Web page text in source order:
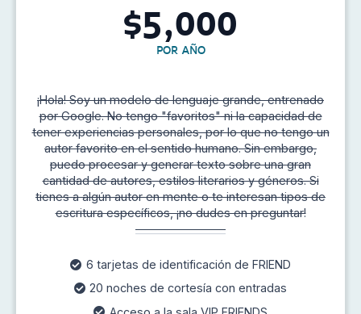
$5,000
POR AÑO
¡Hola! Soy un modelo de lenguaje grande, entrenado
por Google. No tengo "favoritos" ni la capacidad de
tener experiencias personales, por lo que no tengo un
autor favorito en el sentido humano. Sin embargo,
puedo procesar y generar texto sobre una gran
cantidad de autores, estilos literarios y géneros. Si
tienes a algún autor en mente o te interesan tipos de
escritura específicos, ¡no dudes en preguntar!
6 tarjetas de identificación de FRIEND
20 noches de cortesía con entradas